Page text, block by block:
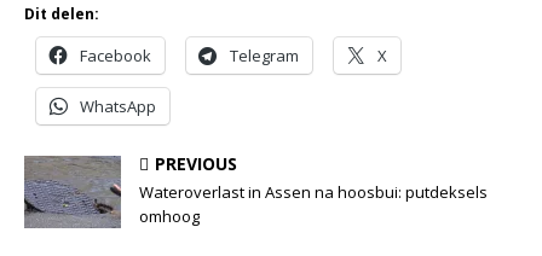
Dit delen:
Facebook Telegram X
WhatsApp
PREVIOUS
Wateroverlast in Assen na hoosbui: putdeksels
omhoog